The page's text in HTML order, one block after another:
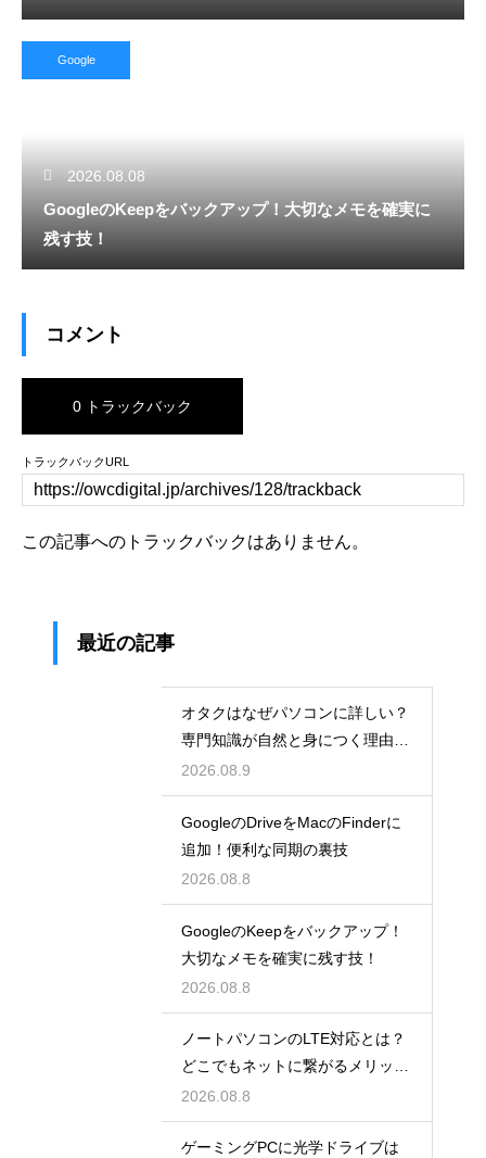
Google
2026.08.08
GoogleのKeepをバックアップ！大切なメモを確実に
残す技！
コメント
0 トラックバック
トラックバックURL
この記事へのトラックバックはありません。
最近の記事
オタクはなぜパソコンに詳しい？
専門知識が自然と身につく理由を
考察
2026.08.9
GoogleのDriveをMacのFinderに
追加！便利な同期の裏技
2026.08.8
GoogleのKeepをバックアップ！
大切なメモを確実に残す技！
2026.08.8
ノートパソコンのLTE対応とは？
どこでもネットに繋がるメリット
解説
2026.08.8
ゲーミングPCに光学ドライブは